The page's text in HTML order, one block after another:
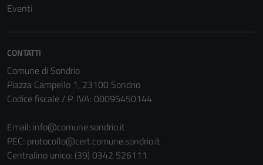
Eventi
CONTATTI
Comune di Sondrio
Piazza Campello 1, 23100 Sondrio
Codice fiscale / P. IVA: 00095450144
Email: info@comune.sondrio.it
PEC: protocollo@cert.comune.sondrio.it
Centralino unico: (39) 0342 526111
essere
non raccolgono